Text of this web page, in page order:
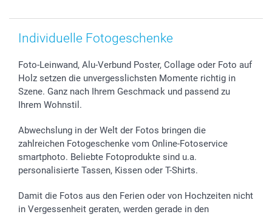
Individuelle Fotogeschenke
Foto-Leinwand, Alu-Verbund Poster, Collage oder Foto auf
Holz setzen die unvergesslichsten Momente richtig in
Szene. Ganz nach Ihrem Geschmack und passend zu
Ihrem Wohnstil.
Abwechslung in der Welt der Fotos bringen die
zahlreichen Fotogeschenke vom Online-Fotoservice
smartphoto. Beliebte Fotoprodukte sind u.a.
personalisierte Tassen, Kissen oder T-Shirts.
Damit die Fotos aus den Ferien oder von Hochzeiten nicht
in Vergessenheit geraten, werden gerade in den